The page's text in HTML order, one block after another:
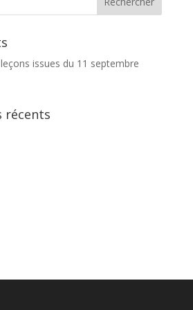
issues du 11 septembre
récents